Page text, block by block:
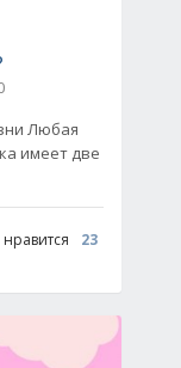
Любая
имеет две
23